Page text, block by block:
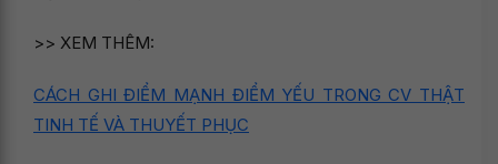
>> XEM THÊM:
CÁCH GHI ĐIỂM MẠNH ĐIỂM YẾU TRONG CV THẬT
TINH TẾ VÀ THUYẾT PHỤC